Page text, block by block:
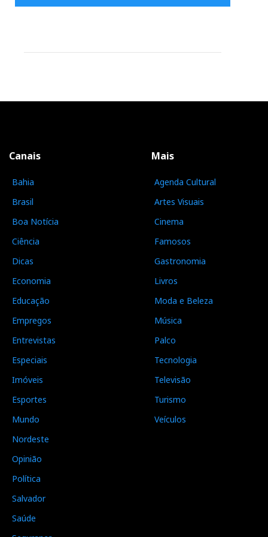
Canais
Bahia
Brasil
Boa Notícia
Ciência
Dicas
Economia
Educação
Empregos
Entrevistas
Especiais
Imóveis
Esportes
Mundo
Nordeste
Opinião
Política
Salvador
Saúde
Mais
Agenda Cultural
Artes Visuais
Cinema
Famosos
Gastronomia
Livros
Moda e Beleza
Música
Palco
Tecnologia
Televisão
Turismo
Veículos